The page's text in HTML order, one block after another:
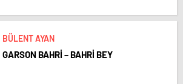
BÜLENT AYAN
GARSON BAHRİ – BAHRİ BEY